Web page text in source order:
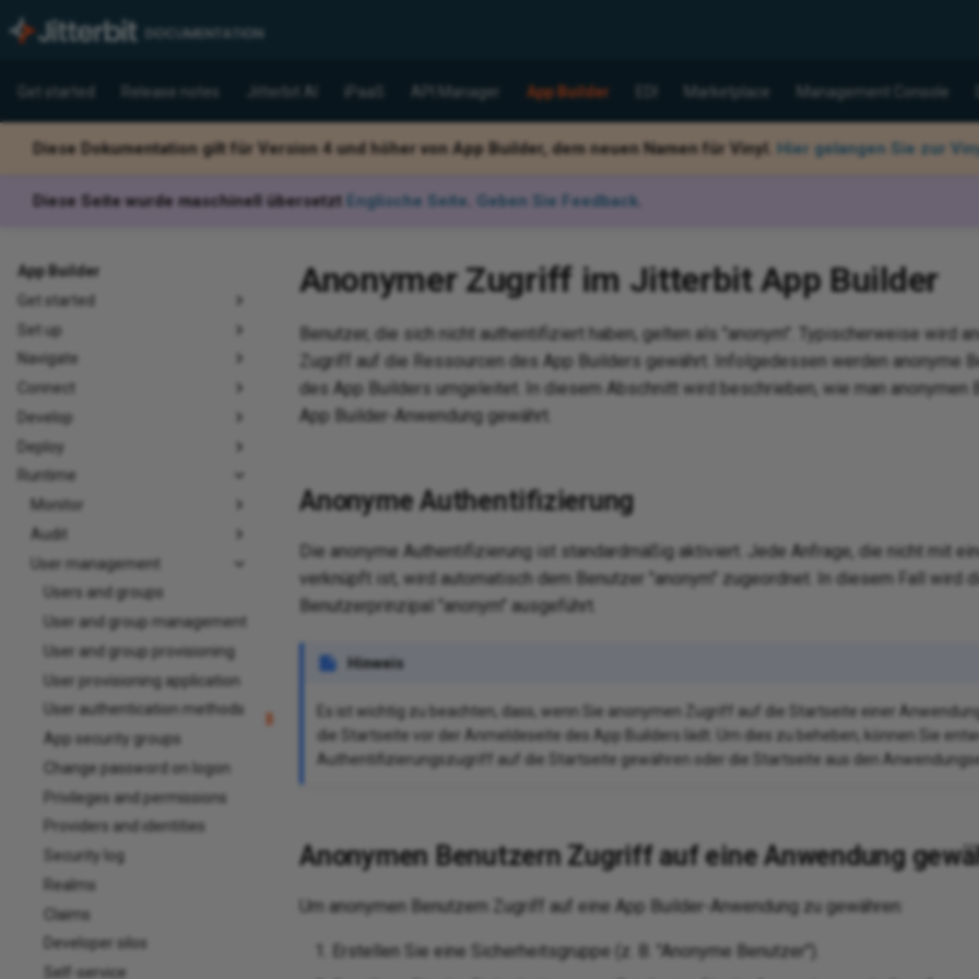
Get started Release notes Jitterbit AI iPaaS API Manager App Builder Marketplace Management Console
Diese Dokumentation gilt für Version 4 und höher von App Builder, dem neuen Namen für Vinyl. Hier gelangen Sie zur
Diese Seite wurde maschinell übersetzt Englische Seite Geben Sie Feedback
App Builder
Get started
Set up
Navigate
Connect
Develop
Deploy
Runtime
Monitor
Audit
User management
Users and groups
User and group management
User and group provisioning
User provisioning application
User authentication methods
App security groups
Change password on logon
Privileges and permissions
Providers and identities
Security log
Realms
Claims
Developer silos
Self-service
Anonymer Zugriff im Jitterbit App Builder
Benutzer, die sich nicht authentifiziert haben, gelten als "anonym". Typischerweise wird
Zugriff auf die Ressourcen des App Builders gewährt. Infolgedessen werden anonyme
des App Builders umgeleitet. In diesem Abschnitt wird beschrieben, wie man anonymen
App Builder-Anwendung gewährt.
Anonyme Authentifizierung
Die anonyme Authentifizierung ist standardmäßig aktiviert. Jede Anfrage, die nicht mit
verknüpft ist, wird automatisch dem Benutzer "anonym" zugeordnet. In diesem Fall wird
Benutzerprinzipal "anonym" ausgeführt.
Hinweis
Es ist wichtig zu beachten, dass, wenn Sie anonymen Zugriff auf die Startseite einer
die Startseite vor der Anmeldeseite des App Builders lädt. Um dies zu beheben, können Sie
Authentifizierungszugriff auf die Startseite gewähren oder die Startseite aus den
Anonymen Benutzern Zugriff auf eine Anwendung
Um anonymen Benutzern Zugriff auf eine App Builder-Anwendung zu gewähren:
Erstellen Sie eine Sicherheitsgruppe (z. B. "Anonyme Benutzer").